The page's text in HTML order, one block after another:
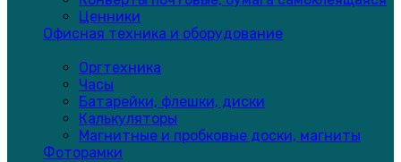
Ценники
Офисная техника и оборудование
Оргтехника
Часы
Батарейки, флешки, диски
Калькуляторы
Магнитные и пробковые доски, магниты
Фоторамки